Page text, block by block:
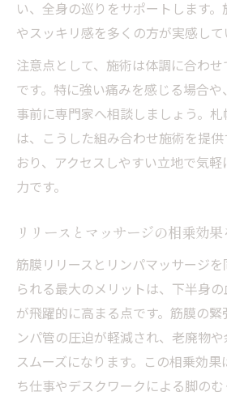
い、全身の巡りをサポートします
やスッキリ感を多くの方が実感して
注意点として、施術は体調に合わ
です。特に強い痛みを感じる場合
事前に専門家へ相談しましょう。
は、こうした組み合わせ施術を提
おり、アクセスしやすい立地で気
力です。
リリースとマッサージの相乗効果
筋膜リリースとリンパマッサージ
られる最大のメリットは、下半身
が飛躍的に高まる点です。筋膜の
ンパ管の圧迫が軽減され、老廃物
スムーズになります。この相乗効
ち仕事やデスクワークによる脚の